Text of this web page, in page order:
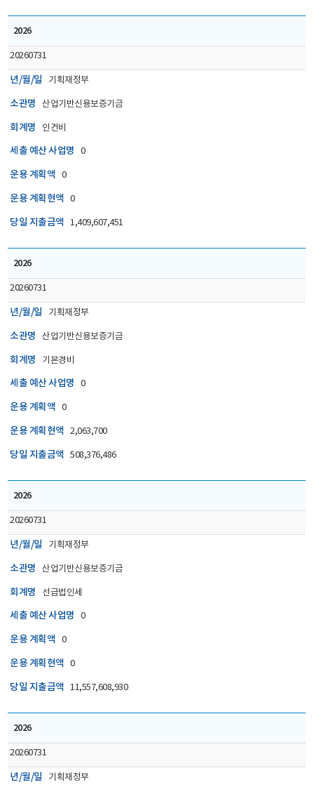
2026
20260731
년/월/일 기획재정부
소관명 산업기반신용보증기금
회계명 인건비
세출 예산 사업명 0
운용 계획액 0
운용 계획현액 0
당일 지출금액 1,409,607,451
2026
20260731
년/월/일 기획재정부
소관명 산업기반신용보증기금
회계명 기본경비
세출 예산 사업명 0
운용 계획액 0
운용 계획현액 2,063,700
당일 지출금액 508,376,486
2026
20260731
년/월/일 기획재정부
소관명 산업기반신용보증기금
회계명 선급법인세
세출 예산 사업명 0
운용 계획액 0
운용 계획현액 0
당일 지출금액 11,557,608,930
2026
20260731
년/월/일 기획재정부